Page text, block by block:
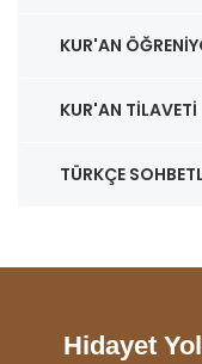
KUR'AN
KUR'AN TILAVETI
TÜRKÇE
Hidayet